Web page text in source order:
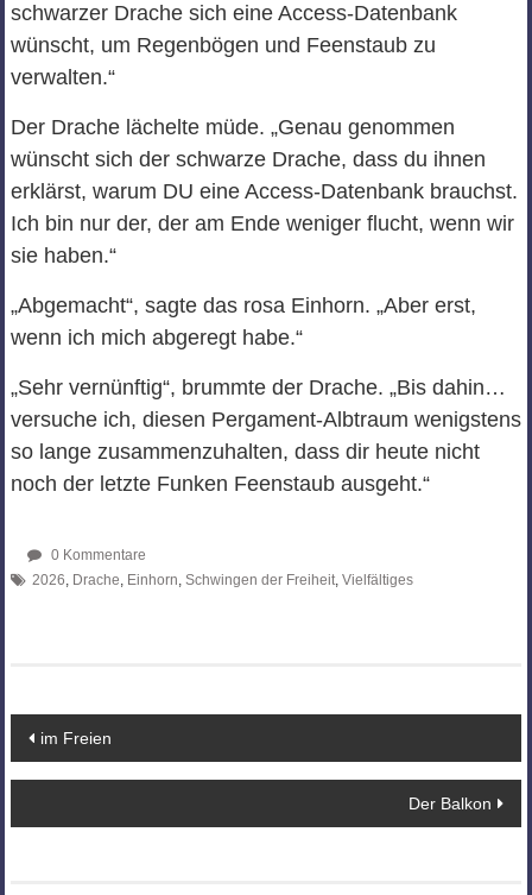
schwarzer Drache sich eine Access‑Datenbank
wünscht, um Regenbögen und Feenstaub zu
verwalten.“
Der Drache lächelte müde. „Genau genommen
wünscht sich der schwarze Drache, dass du ihnen
erklärst, warum DU eine Access‑Datenbank brauchst.
Ich bin nur der, der am Ende weniger flucht, wenn wir
sie haben.“
„Abgemacht“, sagte das rosa Einhorn. „Aber erst,
wenn ich mich abgeregt habe.“
„Sehr vernünftig“, brummte der Drache. „Bis dahin…
versuche ich, diesen Pergament‑Albtraum wenigstens
so lange zusammenzuhalten, dass dir heute nicht
noch der letzte Funken Feenstaub ausgeht.“
0 Kommentare
2026, Drache, Einhorn, Schwingen der Freiheit, Vielfältiges
Beitragsnavigation
im Freien
Der Balkon